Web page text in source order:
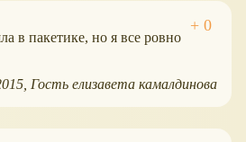
в пакетике, но я все ровно
Гость елизавета камалдинова